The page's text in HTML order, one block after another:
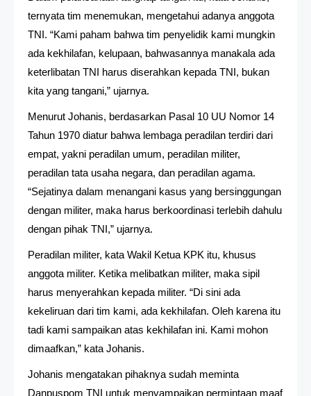
ternyata tim menemukan, mengetahui adanya anggota
TNI. “Kami paham bahwa tim penyelidik kami mungkin
ada kekhilafan, kelupaan, bahwasannya manakala ada
keterlibatan TNI harus diserahkan kepada TNI, bukan
kita yang tangani,” ujarnya.
Menurut Johanis, berdasarkan Pasal 10 UU Nomor 14
Tahun 1970 diatur bahwa lembaga peradilan terdiri dari
empat, yakni peradilan umum, peradilan militer,
peradilan tata usaha negara, dan peradilan agama.
“Sejatinya dalam menangani kasus yang bersinggungan
dengan militer, maka harus berkoordinasi terlebih dahulu
dengan pihak TNI,” ujarnya.
Peradilan militer, kata Wakil Ketua KPK itu, khusus
anggota militer. Ketika melibatkan militer, maka sipil
harus menyerahkan kepada militer. “Di sini ada
kekeliruan dari tim kami, ada kekhilafan. Oleh karena itu
tadi kami sampaikan atas kekhilafan ini. Kami mohon
dimaafkan,” kata Johanis.
Johanis mengatakan pihaknya sudah meminta
Danpuspom TNI untuk menyampaikan permintaan maaf